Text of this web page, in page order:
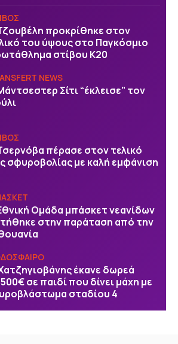
προκρίθηκε στον
του ύψους στο Παγκόσμιο
στίβου Κ20
NEWS
Σίτι “έκλεισε” τον
πέρασε στον τελικό
σφυροβολίας με καλή εμφάνιση
Ομάδα μπάσκετ νεανίδων
στην παράταση από την
έκανε δωρεά
σε παιδί που δίνει μάχη με
σταδίου 4